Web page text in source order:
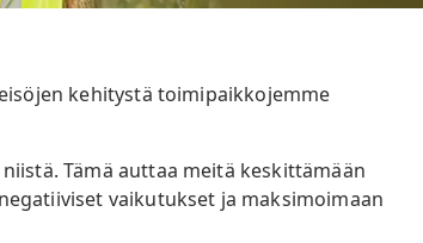
kehitystä toimipaikkojemme
Tämä auttaa meitä keskittämään
vaikutukset ja maksimoimaan